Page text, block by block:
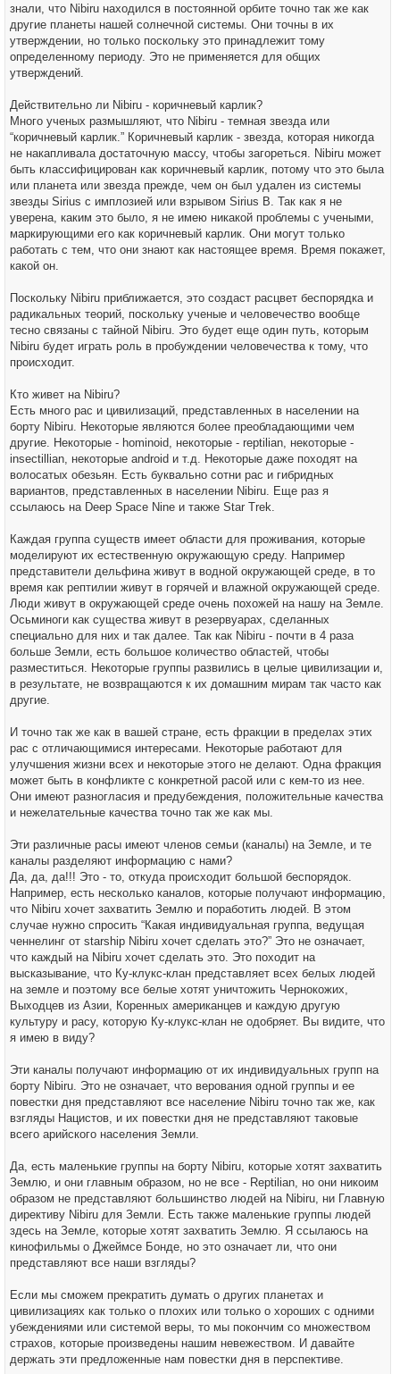
знали, что Nibiru находился в постоянной орбите точно так же как
другие планеты нашей солнечной системы. Они точны в их
утверждении, но только поскольку это принадлежит тому
определенному периоду. Это не применяется для общих
утверждений.
Действительно ли Nibiru - коричневый карлик?
Много ученых размышляют, что Nibiru - темная звезда или
“коричневый карлик.” Коричневый карлик - звезда, которая никогда
не накапливала достаточную массу, чтобы загореться. Nibiru может
быть классифицирован как коричневый карлик, потому что это была
или планета или звезда прежде, чем он был удален из системы
звезды Sirius с имплозией или взрывом Sirius B. Так как я не
уверена, каким это было, я не имею никакой проблемы с учеными,
маркирующими его как коричневый карлик. Они могут только
работать с тем, что они знают как настоящее время. Время покажет,
какой он.
Поскольку Nibiru приближается, это создаст расцвет беспорядка и
радикальных теорий, поскольку ученые и человечество вообще
тесно связаны с тайной Nibiru. Это будет еще один путь, которым
Nibiru будет играть роль в пробуждении человечества к тому, что
происходит.
Кто живет на Nibiru?
Есть много рас и цивилизаций, представленных в населении на
борту Nibiru. Некоторые являются более преобладающими чем
другие. Некоторые - hominoid, некоторые - reptilian, некоторые -
insectillian, некоторые android и т.д. Некоторые даже походят на
волосатых обезьян. Есть буквально сотни рас и гибридных
вариантов, представленных в населении Nibiru. Еще раз я
ссылаюсь на Deep Space Nine и также Star Trek.
Каждая группа существ имеет области для проживания, которые
моделируют их естественную окружающую среду. Например
представители дельфина живут в водной окружающей среде, в то
время как рептилии живут в горячей и влажной окружающей среде.
Люди живут в окружающей среде очень похожей на нашу на Земле.
Осьминоги как существа живут в резервуарах, сделанных
специально для них и так далее. Так как Nibiru - почти в 4 раза
больше Земли, есть большое количество областей, чтобы
разместиться. Некоторые группы развились в целые цивилизации и,
в результате, не возвращаются к их домашним мирам так часто как
другие.
И точно так же как в вашей стране, есть фракции в пределах этих
рас с отличающимися интересами. Некоторые работают для
улучшения жизни всех и некоторые этого не делают. Одна фракция
может быть в конфликте с конкретной расой или с кем-то из нее.
Они имеют разногласия и предубеждения, положительные качества
и нежелательные качества точно так же как мы.
Эти различные расы имеют членов семьи (каналы) на Земле, и те
каналы разделяют информацию с нами?
Да, да, да!!! Это - то, откуда происходит большой беспорядок.
Например, есть несколько каналов, которые получают информацию,
что Nibiru хочет захватить Землю и поработить людей. В этом
случае нужно спросить “Какая индивидуальная группа, ведущая
ченнелинг от starship Nibiru хочет сделать это?” Это не означает,
что каждый на Nibiru хочет сделать это. Это походит на
высказывание, что Ку-клукс-клан представляет всех белых людей
на земле и поэтому все белые хотят уничтожить Чернокожих,
Выходцев из Азии, Коренных американцев и каждую другую
культуру и расу, которую Ку-клукс-клан не одобряет. Вы видите, что
я имею в виду?
Эти каналы получают информацию от их индивидуальных групп на
борту Nibiru. Это не означает, что верования одной группы и ее
повестки дня представляют все население Nibiru точно так же, как
взгляды Нацистов, и их повестки дня не представляют таковые
всего арийского населения Земли.
Да, есть маленькие группы на борту Nibiru, которые хотят захватить
Землю, и они главным образом, но не все - Reptilian, но они никоим
образом не представляют большинство людей на Nibiru, ни Главную
директиву Nibiru для Земли. Есть также маленькие группы людей
здесь на Земле, которые хотят захватить Землю. Я ссылаюсь на
кинофильмы о Джеймсе Бонде, но это означает ли, что они
представляют все наши взгляды?
Если мы сможем прекратить думать о других планетах и
цивилизациях как только о плохих или только о хороших с одними
убеждениями или системой веры, то мы покончим со множеством
страхов, которые произведены нашим невежеством. И давайте
держать эти предложенные нам повестки дня в перспективе.